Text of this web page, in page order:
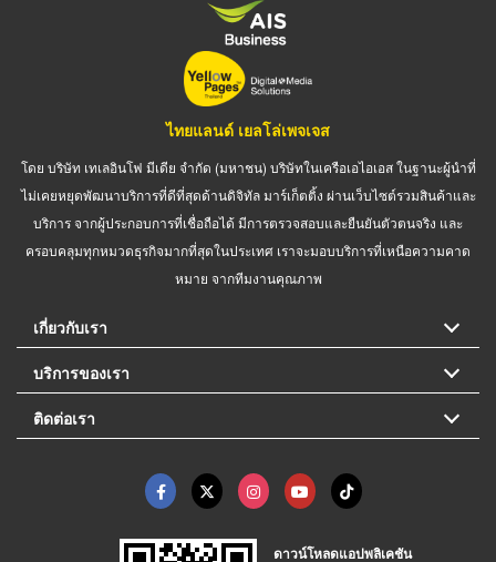
ไทยแลนด์ เยลโล่เพจเจส
โดย บริษัท เทเลอินโฟ มีเดีย จำกัด (มหาชน) บริษัทในเครือเอไอเอส ในฐานะผู้นำที่
ไม่เคยหยุดพัฒนาบริการที่ดีที่สุดด้านดิจิทัล มาร์เก็ตติ้ง ผ่านเว็บไซต์รวมสินค้าและ
บริการ จากผู้ประกอบการที่เชื่อถือได้ มีการตรวจสอบและยืนยันตัวตนจริง และ
ครอบคลุมทุกหมวดธุรกิจมากที่สุดในประเทศ เราจะมอบบริการที่เหนือความคาด
หมาย จากทีมงานคุณภาพ
เกี่ยวกับเรา
บริการของเรา
ติดต่อเรา
ดาวน์โหลดแอปพลิเคชัน